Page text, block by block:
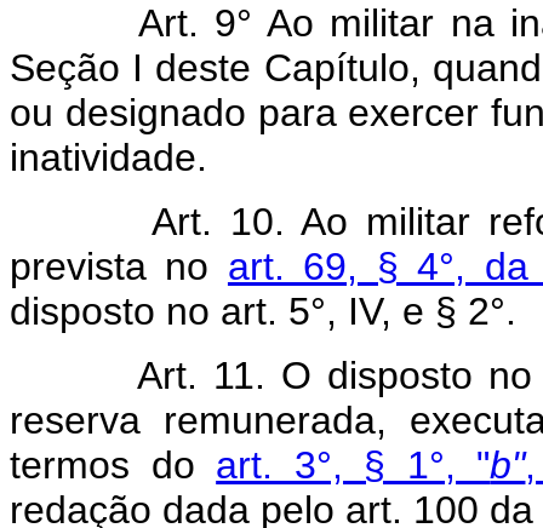
Art. 9° Ao militar na
Seção I deste Capítulo,
ou designado para exercer
inatividade.
Art. 10. Ao militar
prevista no art. 69, § 4°, da
disposto no art. 5°, IV, e § 2°.
Art. 11. O disposto no
reserva remunerada,
termos do art. 3°, § 1°, "b"
redação dada pelo art. 100